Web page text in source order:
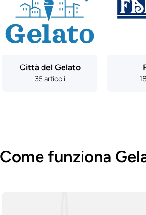
Città del Gelato
35 articoli
Come funziona